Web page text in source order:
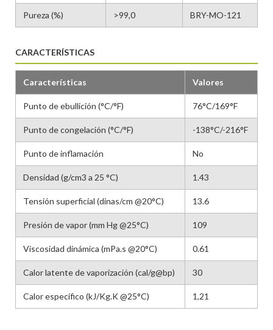
Pureza (%) >99,0 BRY-MO-121
CARACTERÍSTICAS
Características Valores
Punto de ebullición (°C/°F) 76°C/169°F
Punto de congelación (°C/°F) -138°C/-216°F
Punto de inflamación No
Densidad (g/cm3 a 25 °C) 1.43
Tensión superficial (dinas/cm @20°C) 13.6
Presión de vapor (mm Hg @25°C) 109
Viscosidad dinámica (mPa.s @20°C) 0.61
Calor latente de vaporización (cal/g@bp) 30
Calor específico (kJ/Kg.K @25°C) 1,21